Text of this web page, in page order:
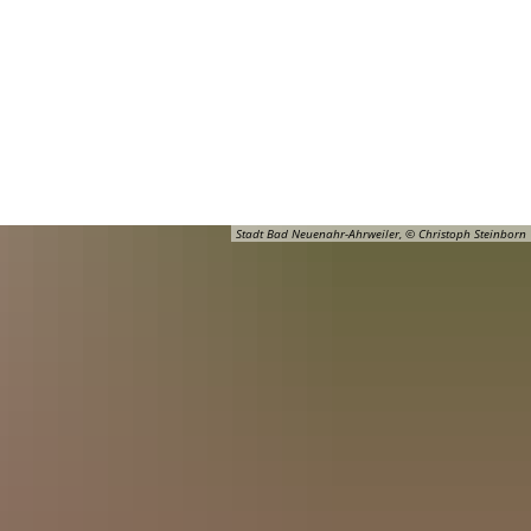
Stadt Bad Neuenahr-Ahrweiler, © Christoph Steinborn